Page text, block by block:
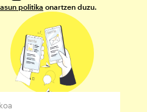
politika onartzen duzu.